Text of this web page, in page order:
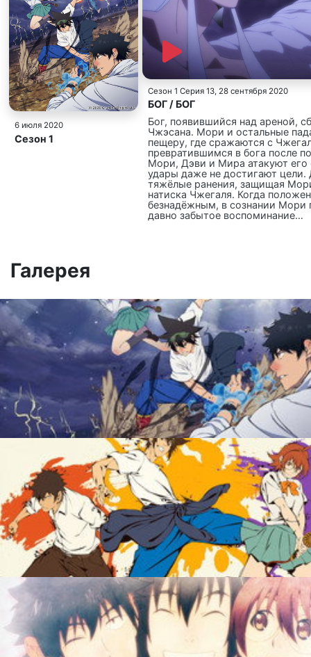
6 июля 2020
Сезон 1
Сезон 1 Серия 13, 28 сентября 2020
БОГ / БОГ
Бог, появившийся над ареной,
Чжэсана. Мори и остальные
пещеру, где сражаются с
превратившимся в бога после
Мори, Дэви и Мира атакуют его
удары даже не достигают цели.
тяжёлые ранения, защищая
натиска Чжегаля. Когда
безнадёжным, в сознании Мори
давно забытое воспоминание…
Галерея